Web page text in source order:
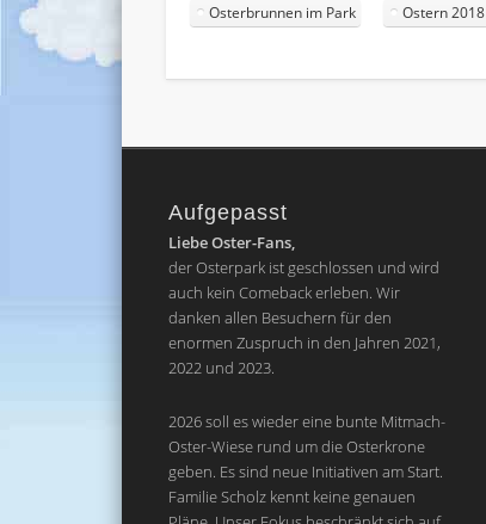
Osterbrunnen im Park Ostern 2018
Aufgepasst
Liebe Oster-Fans,
der Osterpark ist geschlossen und wird
auch kein Comeback erleben. Wir
danken allen Besuchern für den
enormen Zuspruch in den Jahren 2021,
2022 und 2023.
2026 soll es wieder eine bunte Mitmach-
Oster-Wiese rund um die Osterkrone
geben. Es sind neue Initiativen am Start.
Familie Scholz kennt keine genauen